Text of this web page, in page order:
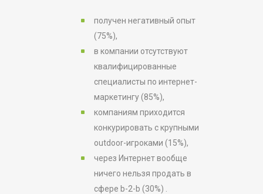
получен негативный опыт
(75%),
в компании отсутствуют
квалифицированные
специалисты по интернет-
маркетингу (85%),
компаниям приходится
конкурировать с крупными
outdoor-игроками (15%),
через Интернет вообще
ничего нельзя продать в
сфере b-2-b (30%) .